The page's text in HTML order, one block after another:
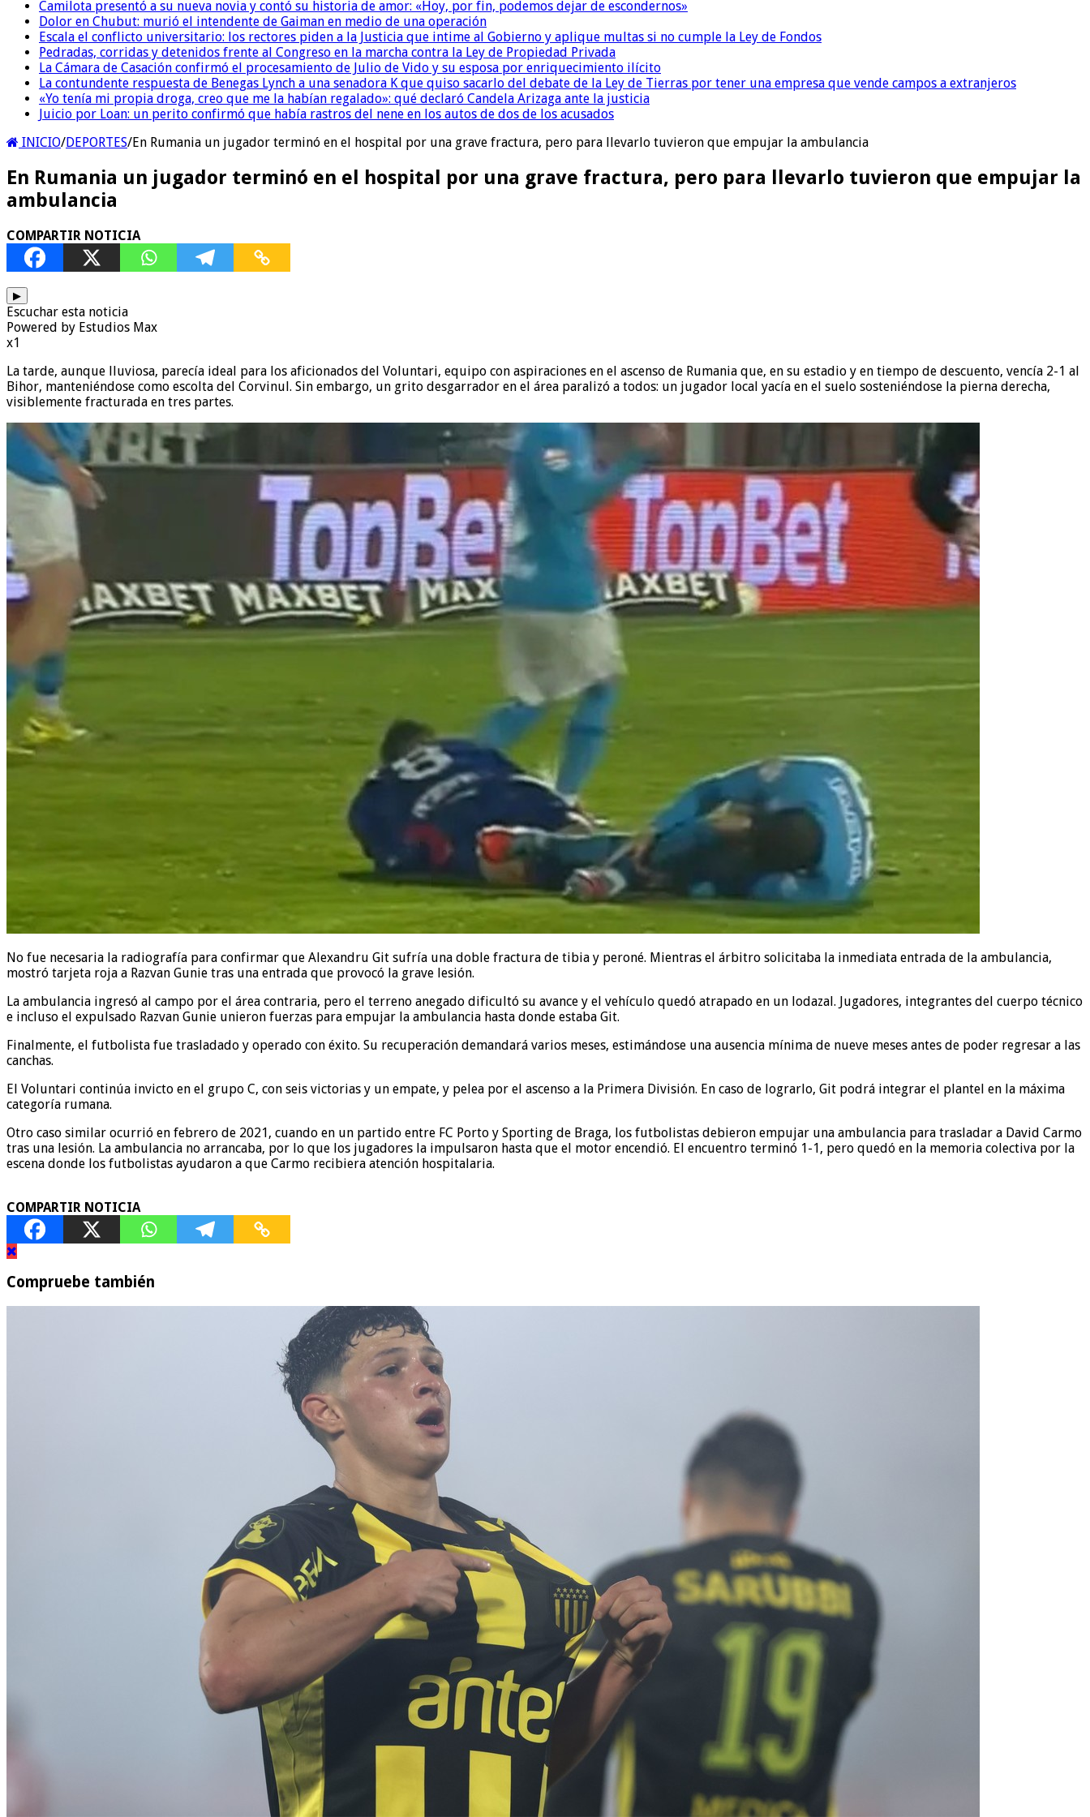
Camilota presentó a su nueva novia y contó su historia de amor: «Hoy, por fin, podemos dejar de escondernos»
Dolor en Chubut: murió el intendente de Gaiman en medio de una operación
Escala el conflicto universitario: los rectores piden a la Justicia que intime al Gobierno y aplique multas si no cumple la Ley de Fondos
Pedradas, corridas y detenidos frente al Congreso en la marcha contra la Ley de Propiedad Privada
La Cámara de Casación confirmó el procesamiento de Julio de Vido y su esposa por enriquecimiento ilícito
La contundente respuesta de Benegas Lynch a una senadora K que quiso sacarlo del debate de la Ley de Tierras por tener una empresa que vende campos a extranjeros
«Yo tenía mi propia droga, creo que me la habían regalado»: qué declaró Candela Arizaga ante la justicia
Juicio por Loan: un perito confirmó que había rastros del nene en los autos de dos de los acusados
INICIO/DEPORTES/En Rumania un jugador terminó en el hospital por una grave fractura, pero para llevarlo tuvieron que empujar la ambulancia
En Rumania un jugador terminó en el hospital por una grave fractura, pero para llevarlo tuvieron que empujar la
ambulancia
COMPARTIR NOTICIA
▶
Escuchar esta noticia
Powered by Estudios Max
x1
La tarde, aunque lluviosa, parecía ideal para los aficionados del Voluntari, equipo con aspiraciones en el ascenso de Rumania que, en su estadio y en tiempo de descuento, vencía 2-1 al
Bihor, manteniéndose como escolta del Corvinul. Sin embargo, un grito desgarrador en el área paralizó a todos: un jugador local yacía en el suelo sosteniéndose la pierna derecha,
visiblemente fracturada en tres partes.
No fue necesaria la radiografía para confirmar que Alexandru Git sufría una doble fractura de tibia y peroné. Mientras el árbitro solicitaba la inmediata entrada de la ambulancia,
mostró tarjeta roja a Razvan Gunie tras una entrada que provocó la grave lesión.
La ambulancia ingresó al campo por el área contraria, pero el terreno anegado dificultó su avance y el vehículo quedó atrapado en un lodazal. Jugadores, integrantes del cuerpo técnico
e incluso el expulsado Razvan Gunie unieron fuerzas para empujar la ambulancia hasta donde estaba Git.
Finalmente, el futbolista fue trasladado y operado con éxito. Su recuperación demandará varios meses, estimándose una ausencia mínima de nueve meses antes de poder regresar a las
canchas.
El Voluntari continúa invicto en el grupo C, con seis victorias y un empate, y pelea por el ascenso a la Primera División. En caso de lograrlo, Git podrá integrar el plantel en la máxima
categoría rumana.
Otro caso similar ocurrió en febrero de 2021, cuando en un partido entre FC Porto y Sporting de Braga, los futbolistas debieron empujar una ambulancia para trasladar a David Carmo
tras una lesión. La ambulancia no arrancaba, por lo que los jugadores la impulsaron hasta que el motor encendió. El encuentro terminó 1-1, pero quedó en la memoria colectiva por la
escena donde los futbolistas ayudaron a que Carmo recibiera atención hospitalaria.
COMPARTIR NOTICIA
Compruebe también